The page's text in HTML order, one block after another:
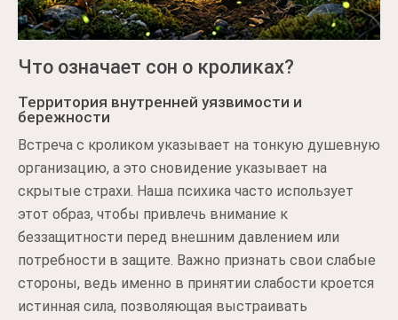
Что означает сон о кроликах?
Территория внутренней уязвимости и
бережности
Встреча с кроликом указывает на тонкую душевную
организацию, а это сновидение указывает на
скрытые страхи. Наша психика часто использует
этот образ, чтобы привлечь внимание к
беззащитности перед внешним давлением или
потребности в защите. Важно признать свои слабые
стороны, ведь именно в принятии слабости кроется
истинная сила, позволяющая выстраивать